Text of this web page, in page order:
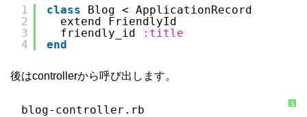
e
r
1
2
3
4
class
Blog < ApplicationRecord
extend FriendlyId
friendly_id
:title
end
後はcontrollerから呼び出します。
S
blog-controller.rb